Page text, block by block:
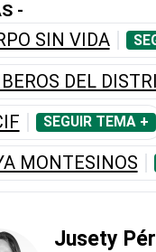
-
SIN VIDA
DEL
SEGUIR TEMA +
MONTESINOS
Jusety